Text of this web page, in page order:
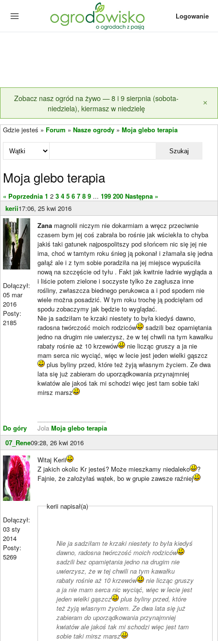
Logowanie
Zobacz nasz ogród na żywo — 8 i 9 sierpnia (sobota-
niedziela), kiermasz w niedzielę
×
Gdzie jesteś » Forum » Nasze ogrody » Moja glebo terapia
Szukaj
Moja glebo terapia
« Poprzednia 1 2 3 4 5 6 7 8 9 ... 199 200 Następna »
kerii17:06, 25 kwi 2016
Dołączył:
05 mar
2016
Posty:
2185
Do góry
Zana magnolii niczym nie dokarmiam a wręcz przeciwnie
czasem bym jej coś zabrała bo rośnie jak wściekła to chyba
jakiś taki gatunek najpospolitszy pod słońcem nic się jej nie
ima, choć w tamtym roku śnieg ją pokonał i złamała się jedna
gałąź ale i z tym sobie poradziła na jej miejsce wypuściła
nową na szczęście od tyłu . Fakt jak kwitnie ładnie wygląda a
i liście potem zielone i soczyste tylko że zagłusza inne
rośliny, zwłaszcza biednego perukowca a i pod spodem nie
wiele można posadzić. W tym roku trochę ją podcięłam od
spodu zobaczymy jak będzie to wyglądać.
Nie ja sadziłam te krzaki niestety to była kiedyś dawno,
radosna twórczość moich rodziców
sadzili bez opamiętania
jedno na drugim nie uwierzysz, że w tej chwili na tym kawałku
rabaty rośnie aż 10 krzewów
nie licząc gruszy a ja nie
mam serca nic wyciąć, więc w lecie jest jeden wielki gąszcz
plus byliny przed, które też żyją własnym życiem. Ze dwa
lata się już zabieram do uporządkowania przynajmniej
kwiatów ale jakoś tak mi schodzi więc jest tam sobie taki
mirsz marsz
Jola Moja glebo terapia
07_Rene09:28, 26 kwi 2016
Dołączył:
03 sty
2014
Posty:
5269
Witaj Kerii
Z jakich okolic Kr jesteś? Może mieszkamy niedaleko
?
Fajnie, że założyłaś wątek, bo w grupie zawsze raźniej
kerii napisał(a)
Nie ja sadziłam te krzaki niestety to była kiedyś
dawno, radosna twórczość moich rodziców
sadzili bez opamiętania jedno na drugim nie
uwierzysz, że w tej chwili na tym kawałku
rabaty rośnie aż 10 krzewów
nie licząc gruszy
a ja nie mam serca nic wyciąć, więc w lecie jest
jeden wielki gąszcz
plus byliny przed, które
też żyją własnym życiem. Ze dwa lata się już
zabieram do uporządkowania przynajmniej
kwiatów ale jakoś tak mi schodzi więc jest tam
sobie taki mirsz marsz